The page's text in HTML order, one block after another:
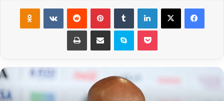
فيسبوك ‫X لينكدإن بينتيريست ‏VKontakte
سكايب مشاركة عبر البريد طباعة